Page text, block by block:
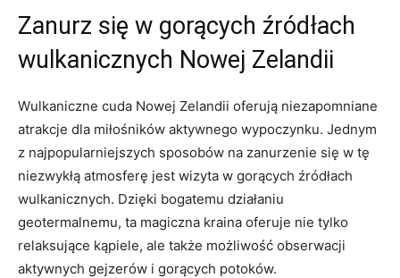
Zanurz się w gorących źródłach
wulkanicznych‍ Nowej⁤ Zelandii
Wulkaniczne cuda Nowej Zelandii oferują niezapomniane
atrakcje dla miłośników aktywnego wypoczynku.⁢ Jednym
⁢z najpopularniejszych sposobów ⁣na zanurzenie się w tę
niezwykłą atmosferę jest wizyta w ​gorących źródłach
wulkanicznych. Dzięki bogatemu działaniu
geotermalnemu, ta⁤ magiczna‍ kraina⁤ oferuje nie tylko
relaksujące kąpiele, ale także możliwość obserwacji
aktywnych gejzerów i gorących potoków.